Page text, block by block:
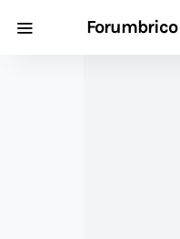
Forumbrico